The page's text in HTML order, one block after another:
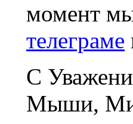
момент
телеграме
С
Мыши,